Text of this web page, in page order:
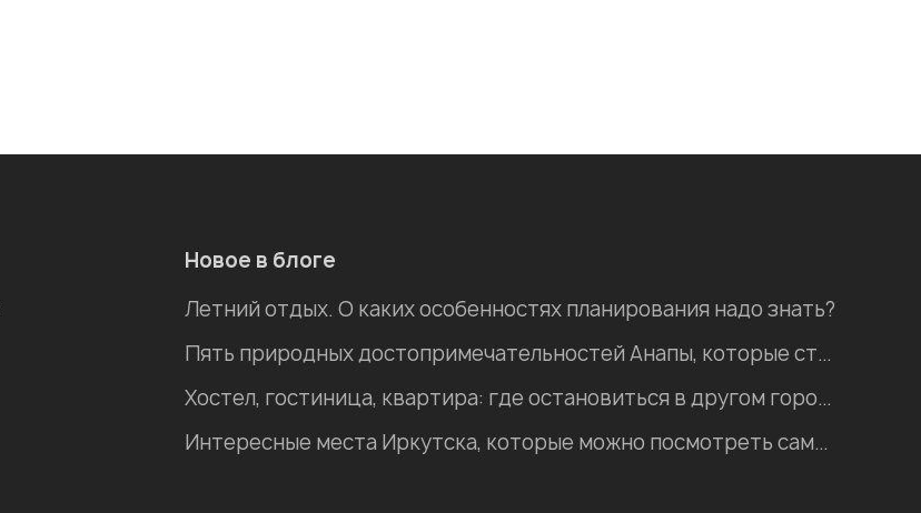
Новое в блоге
Летний отдых. О каких особенностях планирования надо знать?
Пять природных достопримечательностей Анапы, которые стоит посетить
Хостел, гостиница, квартира: где остановиться в другом городе во время отпуска?
Интересные места Иркутска, которые можно посмотреть самостоятельно